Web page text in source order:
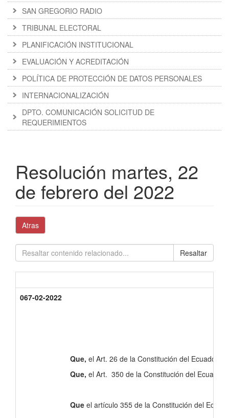
SAN GREGORIO RADIO
TRIBUNAL ELECTORAL
PLANIFICACIÓN INSTITUCIONAL
EVALUACIÓN Y ACREDITACIÓN
POLÍTICA DE PROTECCIÓN DE DATOS PERSONALES
INTERNACIONALIZACIÓN
DPTO. COMUNICACIÓN SOLICITUD DE
REQUERIMIENTOS
Resolución martes, 22
de febrero del 2022
Atras
Resaltar
067-02-2022
Que, el Art. 26 de la Constitución del Ecuador
Que, el Art. 350 de la Constitución del Ecuador
Que el artículo 355 de la Constitución del